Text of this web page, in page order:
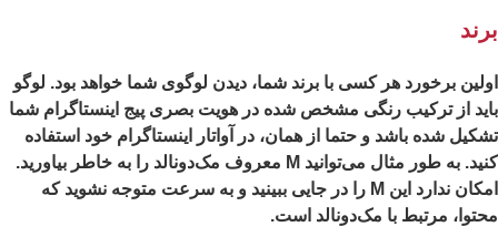
برخورد هر کسی با برند شما، دیدن لوگوی شما خواهد بود. لوگو
از ترکیب رنگی مشخص شده در هویت بصری پیج اینستاگرام شما
شده باشد و حتما از همان، در آواتار اینستاگرام خود استفاده
کنید. به طور مثال می‌توانید M معروف مک‌دونالد را به خاطر بیاورید.
امکان ندارد این M را در جایی ببینید و به سرعت متوجه نشوید که
مرتبط با مک‌دونالد است.